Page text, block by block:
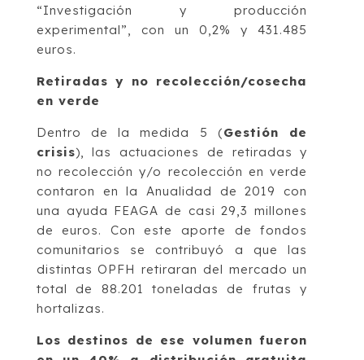
“Investigación y producción
experimental”, con un 0,2% y 431.485
euros.
Retiradas y no recolección/cosecha
en verde
Dentro de la medida 5 (Gestión de
crisis), las actuaciones de retiradas y
no recolección y/o recolección en verde
contaron en la Anualidad de 2019 con
una ayuda FEAGA de casi 29,3 millones
de euros. Con este aporte de fondos
comunitarios se contribuyó a que las
distintas OPFH retiraran del mercado un
total de 88.201 toneladas de frutas y
hortalizas.
Los destinos de ese volumen fueron